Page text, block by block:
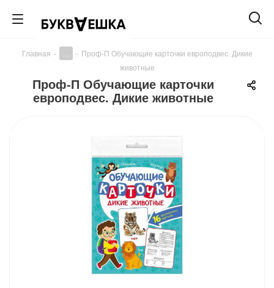
Главная - - Проф-П Обучающие карточки европодвес. Дикие
животные
Проф-П Обучающие карточки
европодвес. Дикие животные